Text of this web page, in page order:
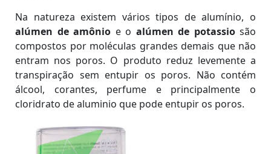
Na natureza existem vários tipos de alumínio, o
alúmen de amônio e o alúmen de potassiosão
compostos por moléculas grandes demais que não
entram nos poros. O produto reduz levemente a
transpiração sem entupir os poros. Não contém
álcool, corantes, perfume e principalmente o
cloridrato de aluminio que pode entupir os poros.